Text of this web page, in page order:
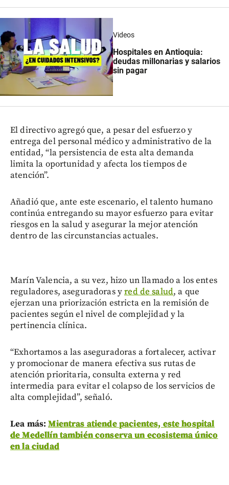
Videos
Hospitales en Antioquia:
deudas millonarias y salarios
sin pagar
El directivo agregó que, a pesar del esfuerzo y
entrega del personal médico y administrativo de la
entidad, “la persistencia de esta alta demanda
limita la oportunidad y afecta los tiempos de
atención”.
Añadió que, ante este escenario, el talento humano
continúa entregando su mayor esfuerzo para evitar
riesgos en la salud y asegurar la mejor atención
dentro de las circunstancias actuales.
Marín Valencia, a su vez, hizo un llamado a los entes
reguladores, aseguradoras yred de salud, a que
ejerzan una priorización estricta en la remisión de
pacientes según el nivel de complejidad y la
pertinencia clínica.
“Exhortamos a las aseguradoras a fortalecer, activar
y promocionar de manera efectiva sus rutas de
atención prioritaria, consulta externa y red
intermedia para evitar el colapso de los servicios de
alta complejidad”, señaló.
Lea más:Mientras atiende pacientes, este hospital
de Medellín también conserva un ecosistema único
en la ciudad